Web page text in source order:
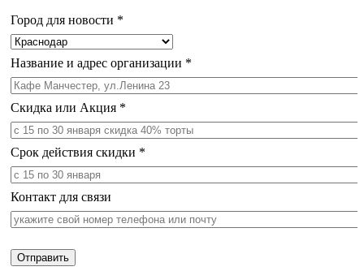
Город для новости *
Название и адрес организации *
Скидка или Акция *
Срок действия скидки *
Контакт для связи